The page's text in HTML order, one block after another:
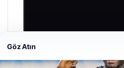
Prenses Night Club
Göz Atın